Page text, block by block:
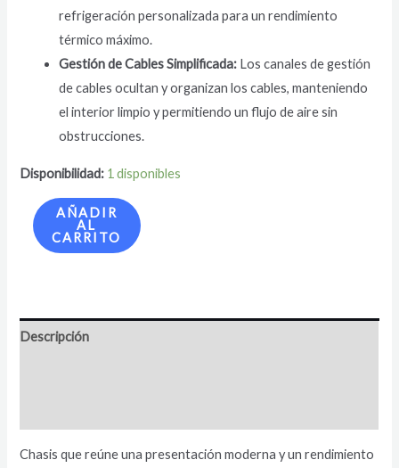
refrigeración personalizada para un rendimiento
térmico máximo.
Gestión de Cables Simplificada: Los canales de gestión
de cables ocultan y organizan los cables, manteniendo
el interior limpio y permitiendo un flujo de aire sin
obstrucciones.
Disponibilidad: 1 disponibles
AÑADIR
AL
CARRITO
Descripción
Chasis que reúne una presentación moderna y un rendimiento